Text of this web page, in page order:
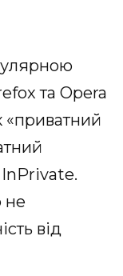
та Opera
«приватний
InPrivate.
не
від